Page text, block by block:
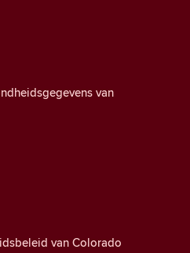
van
van Colorado